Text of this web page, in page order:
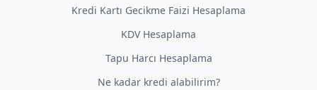
Kredi Kartı Gecikme Faizi Hesaplama
KDV Hesaplama
Tapu Harcı Hesaplama
Ne kadar kredi alabilirim?